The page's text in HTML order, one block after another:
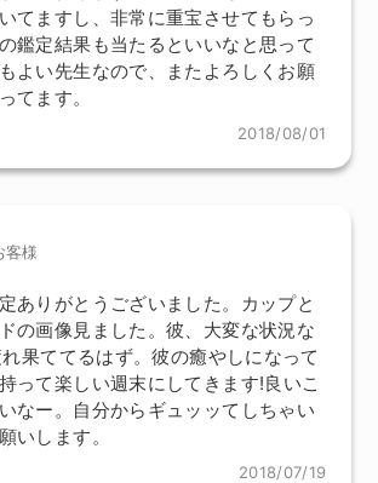
てますし、非常に重宝させてもらっ
鑑定結果も当たるといいなと思って
よい先生なので、またよろしくお願
てます。
2018/08/01
客様
ありがとうございました。カップと
の画像見ました。彼、大変な状況な
果ててるはず。彼の癒やしになって
って楽しい週末にしてきます!良いこ
なー。自分からギュッッてしちゃい
いします。
2018/07/19